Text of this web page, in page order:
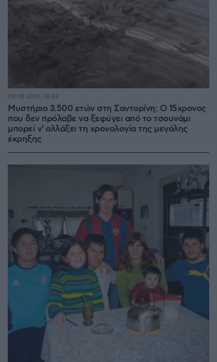
Μυστήριο 3.500 ετών στη Σαντορίνη: Ο 15χρονος
που δεν πρόλαβε να ξεφύγει από το τσουνάμι
μπορεί ν' αλλάξει τη χρονολογία της μεγάλης
έκρηξης
08.08.2026, 18:08